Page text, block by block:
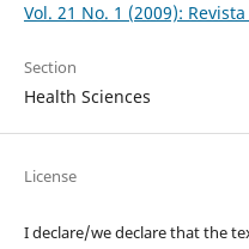
Vol. 21 No. 1 (2009):
Section
Health Sciences
License
I declare/we declare that the